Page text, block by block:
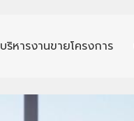
บริหารงานขายโครงการ